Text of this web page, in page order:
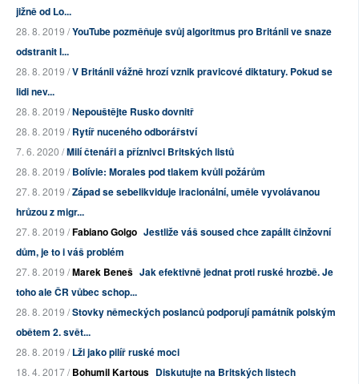
jižně od Lo...
28. 8. 2019 /YouTube pozměňuje svůj algoritmus pro Británii ve snaze
odstranit l...
28. 8. 2019 /V Británii vážně hrozí vznik pravicové diktatury. Pokud se
lidi nev...
28. 8. 2019 /Nepouštějte Rusko dovnitř
28. 8. 2019 /Rytíř nuceného odborářství
7. 6. 2020 /Milí čtenáři a příznivci Britských listů
28. 8. 2019 /Bolívie: Morales pod tlakem kvůli požárům
27. 8. 2019 /Západ se sebelikviduje iracionální, uměle vyvolávanou
hrůzou z migr...
27. 8. 2019 /Fabiano Golgo Jestliže váš soused chce zapálit činžovní
dům, je to i váš problém
27. 8. 2019 /Marek Beneš Jak efektivně jednat proti ruské hrozbě. Je
toho ale ČR vůbec schop...
28. 8. 2019 /Stovky německých poslanců podporují památník polským
obětem 2. svět...
28. 8. 2019 /Lži jako pilíř ruské moci
18. 4. 2017 /Bohumil Kartous Diskutujte na Britských listech